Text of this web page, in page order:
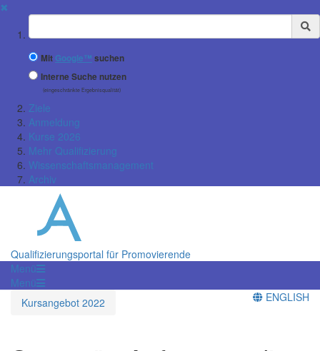
✖
Suchbegriff
Mit Google™ suchen
Interne Suche nutzen
(eingeschränkte Ergebnisqualität)
Ziele
Anmeldung
Kurse 2026
Mehr Qualifizierung
Wissenschaftsmanagement
Archiv
Qualifizierungsportal für Promovierende
Menü
Menü
Kursangebot 2022
ENGLISH